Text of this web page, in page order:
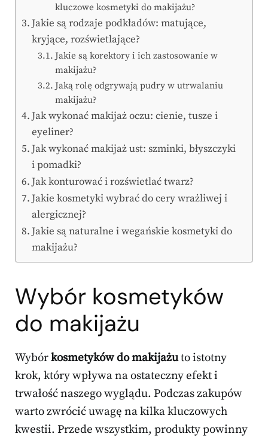
kluczowe kosmetyki do makijażu?
Jakie są rodzaje podkładów: matujące,
kryjące, rozświetlające?
Jakie są korektory i ich zastosowanie w
makijażu?
Jaką rolę odgrywają pudry w utrwalaniu
makijażu?
Jak wykonać makijaż oczu: cienie, tusze i
eyeliner?
Jak wykonać makijaż ust: szminki, błyszczyki
i pomadki?
Jak konturować i rozświetlać twarz?
Jakie kosmetyki wybrać do cery wrażliwej i
alergicznej?
Jakie są naturalne i wegańskie kosmetyki do
makijażu?
Wybór kosmetyków
do makijażu
Wybórkosmetyków do makijażuto istotny
krok, który wpływa na ostateczny efekt i
trwałość naszego wyglądu. Podczas zakupów
warto zwrócić uwagę na kilka kluczowych
kwestii. Przede wszystkim, produkty powinny